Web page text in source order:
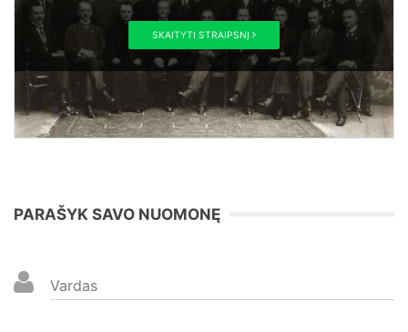
SKAITYTI STRAIPSNĮ
PARAŠYK SAVO NUOMONĘ
Vardas